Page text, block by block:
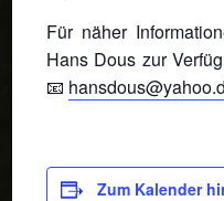
Für näher
Hans Dous zur
📧
Zum Kalender